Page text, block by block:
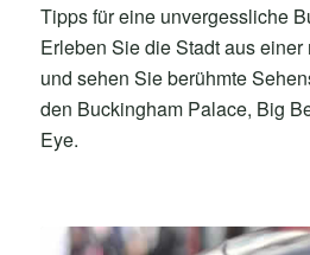
Tipps für eine unvergessliche
Erleben Sie die Stadt aus
und sehen Sie berühmte
den Buckingham Palace, Big
Eye.